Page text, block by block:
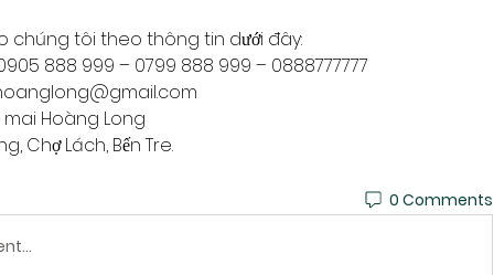
chúng tôi theo thông tin dưới đây:
888 999 – 0799 888 999 – 0888777777
mai Hoàng Long
Chợ Lách, Bến Tre.
0 Comments